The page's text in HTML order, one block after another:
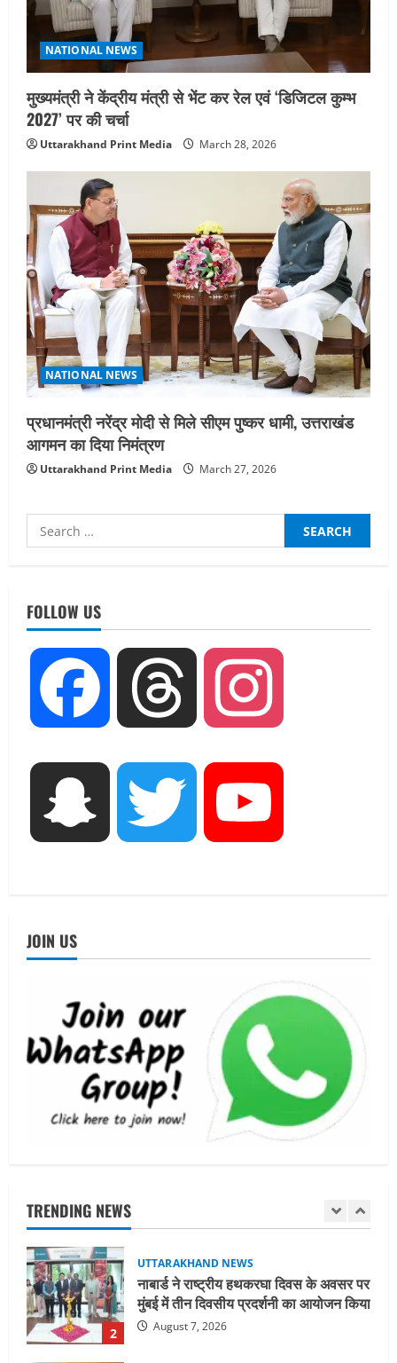
NATIONAL NEWS
मुख्यमंत्री ने केंद्रीय मंत्री से भेंट कर रेल एवं ‘डिजिटल कुम्भ
2027’ पर की चर्चा
Uttarakhand Print Media March 28, 2026
NATIONAL NEWS
प्रधानमंत्री नरेंद्र मोदी से मिले सीएम पुष्कर धामी, उत्तराखंड
आगमन का दिया निमंत्रण
Uttarakhand Print Media March 27, 2026
Search
for:
FOLLOW US
Facebook Threads
Snapchat Twitter
JOIN US
TRENDING NEWS
August 7, 2026
UTTARAKHAND NEWS
जिलाधिकारी/जिला निर्वाचन अधिकारी ने
सहसपुर विधानसभा क्षेत्र के पोलिंग बूथों का
August 6, 2026
UTTARAKHAND NEWS
तीलू रौतेली पुरस्कार के लिए 13 वीरांगनाओं का
चयन : रेखा आर्या
1
UTTARAKHAND NEWS
धामी कैबिनेट ने लिए कई महत्वपूर्ण निर्णय, अब
सामान्य वर्ग के पशुपालकों को भी गाय एवं भैंस
खरीद पर मिलेगा अनुदान, मजदूरी संहिता
नियमावली-2026 को मिली मंजूरी
August 7, 2026
2
3
जिलाधिकारी/जिला निर्वाचन अधिकारी ने
सहसपुर विधानसभा क्षेत्र के पोलिंग बूथों का
निरीक्षण कर एसआईआर आपत्ति निस्तारण
शिविर की व्यवस्थाओं का लिया जायजा